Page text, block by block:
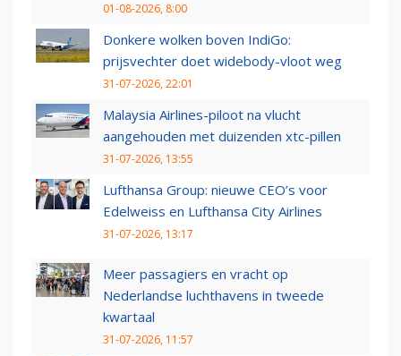
01-08-2026, 8:00
Donkere wolken boven IndiGo:
prijsvechter doet widebody-vloot weg
31-07-2026, 22:01
Malaysia Airlines-piloot na vlucht
aangehouden met duizenden xtc-pillen
31-07-2026, 13:55
Lufthansa Group: nieuwe CEO’s voor
Edelweiss en Lufthansa City Airlines
31-07-2026, 13:17
Meer passagiers en vracht op
Nederlandse luchthavens in tweede
kwartaal
31-07-2026, 11:57